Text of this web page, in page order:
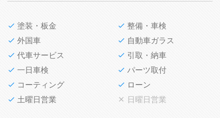
塗装・板金
整備・車検
外国車
自動車ガラス
代車サービス
引取・納車
一日車検
パーツ取付
コーティング
ローン
土曜日営業
日曜日営業